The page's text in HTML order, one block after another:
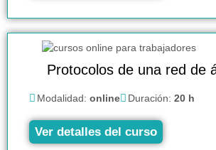
Protocolos de una red de
Modalidad: online Duración: 20 h
Ver detalles del curso